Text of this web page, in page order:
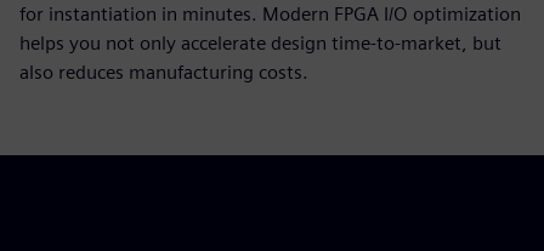
for instantiation in minutes. Modern FPGA I/O optimization
helps you not only accelerate design time-to-market, but
also reduces manufacturing costs.